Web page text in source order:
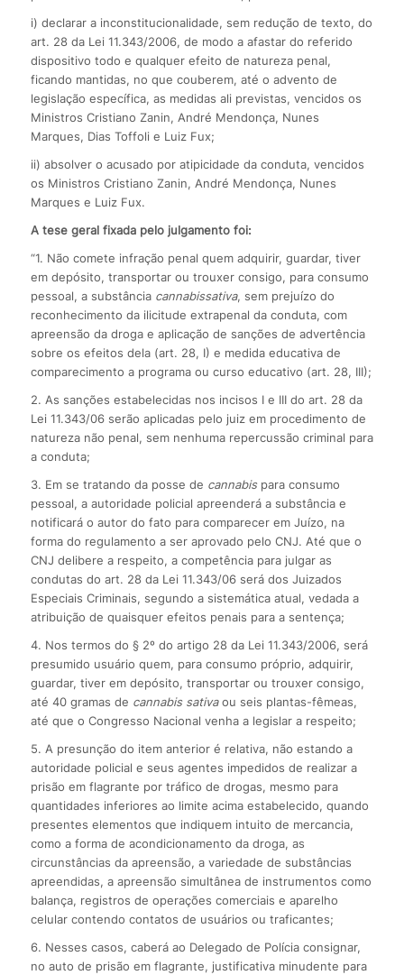
i) declarar a inconstitucionalidade, sem redução de texto, do
art. 28 da Lei 11.343/2006, de modo a afastar do referido
dispositivo todo e qualquer efeito de natureza penal,
ficando mantidas, no que couberem, até o advento de
legislação específica, as medidas ali previstas, vencidos os
Ministros Cristiano Zanin, André Mendonça, Nunes
Marques, Dias Toffoli e Luiz Fux;
ii) absolver o acusado por atipicidade da conduta, vencidos
os Ministros Cristiano Zanin, André Mendonça, Nunes
Marques e Luiz Fux.
A tese geral fixada pelo julgamento foi:
“1. Não comete infração penal quem adquirir, guardar, tiver
em depósito, transportar ou trouxer consigo, para consumo
pessoal, a substância cannabissativa, sem prejuízo do
reconhecimento da ilicitude extrapenal da conduta, com
apreensão da droga e aplicação de sanções de advertência
sobre os efeitos dela (art. 28, I) e medida educativa de
comparecimento a programa ou curso educativo (art. 28, III);
2. As sanções estabelecidas nos incisos I e III do art. 28 da
Lei 11.343/06 serão aplicadas pelo juiz em procedimento de
natureza não penal, sem nenhuma repercussão criminal para
a conduta;
3. Em se tratando da posse de cannabispara consumo
pessoal, a autoridade policial apreenderá a substância e
notificará o autor do fato para comparecer em Juízo, na
forma do regulamento a ser aprovado pelo CNJ. Até que o
CNJ delibere a respeito, a competência para julgar as
condutas do art. 28 da Lei 11.343/06 será dos Juizados
Especiais Criminais, segundo a sistemática atual, vedada a
atribuição de quaisquer efeitos penais para a sentença;
4. Nos termos do § 2º do artigo 28 da Lei 11.343/2006, será
presumido usuário quem, para consumo próprio, adquirir,
guardar, tiver em depósito, transportar ou trouxer consigo,
até 40 gramas de cannabis sativaou seis plantas-fêmeas,
até que o Congresso Nacional venha a legislar a respeito;
5. A presunção do item anterior é relativa, não estando a
autoridade policial e seus agentes impedidos de realizar a
prisão em flagrante por tráfico de drogas, mesmo para
quantidades inferiores ao limite acima estabelecido, quando
presentes elementos que indiquem intuito de mercancia,
como a forma de acondicionamento da droga, as
circunstâncias da apreensão, a variedade de substâncias
apreendidas, a apreensão simultânea de instrumentos como
balança, registros de operações comerciais e aparelho
celular contendo contatos de usuários ou traficantes;
6. Nesses casos, caberá ao Delegado de Polícia consignar,
no auto de prisão em flagrante, justificativa minudente para